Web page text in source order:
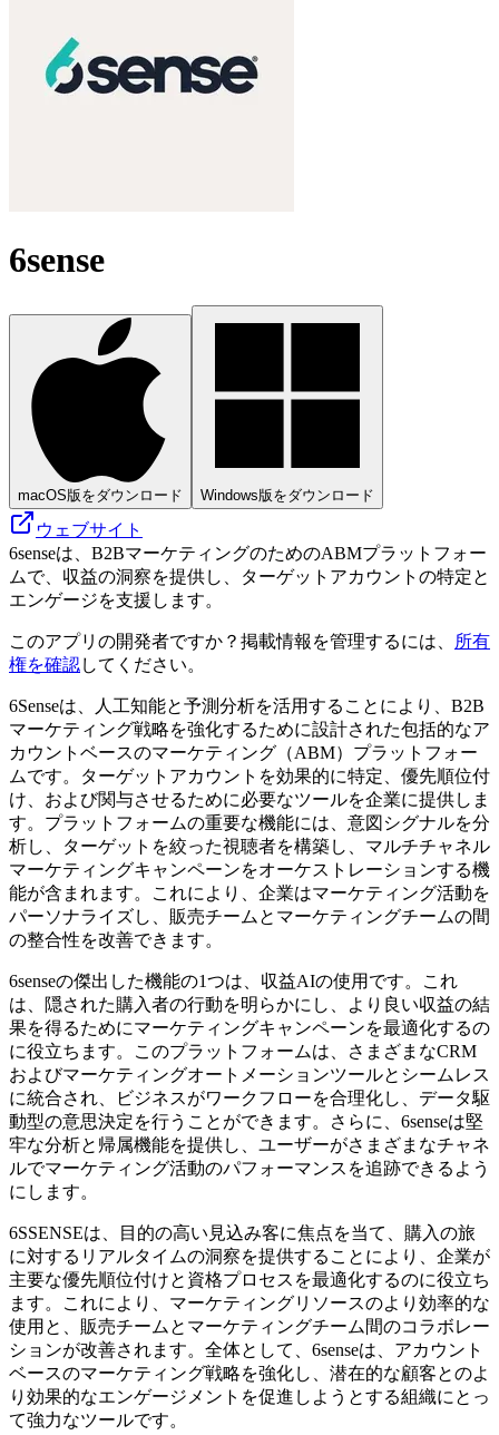
6sense
macOS版をダウンロード Windows版をダウンロード
ウェブサイト
6senseは、B2BマーケティングのためのABMプラットフォー
ムで、収益の洞察を提供し、ターゲットアカウントの特定と
エンゲージを支援します。
このアプリの開発者ですか？掲載情報を管理するには、
所有
権を確認してください。
6Senseは、人工知能と予測分析を活用することにより、B2B
マーケティング戦略を強化するために設計された包括的なア
カウントベースのマーケティング（ABM）プラットフォー
ムです。ターゲットアカウントを効果的に特定、優先順位付
け、および関与させるために必要なツールを企業に提供しま
す。プラットフォームの重要な機能には、意図シグナルを分
析し、ターゲットを絞った視聴者を構築し、マルチチャネル
マーケティングキャンペーンをオーケストレーションする機
能が含まれます。これにより、企業はマーケティング活動を
パーソナライズし、販売チームとマーケティングチームの間
の整合性を改善できます。
6senseの傑出した機能の1つは、収益AIの使用です。これ
は、隠された購入者の行動を明らかにし、より良い収益の結
果を得るためにマーケティングキャンペーンを最適化するの
に役立ちます。このプラットフォームは、さまざまなCRM
およびマーケティングオートメーションツールとシームレス
に統合され、ビジネスがワークフローを合理化し、データ駆
動型の意思決定を行うことができます。さらに、6senseは堅
牢な分析と帰属機能を提供し、ユーザーがさまざまなチャネ
ルでマーケティング活動のパフォーマンスを追跡できるよう
にします。
6SSENSEは、目的の高い見込み客に焦点を当て、購入の旅
に対するリアルタイムの洞察を提供することにより、企業が
主要な優先順位付けと資格プロセスを最適化するのに役立ち
ます。これにより、マーケティングリソースのより効率的な
使用と、販売チームとマーケティングチーム間のコラボレー
ションが改善されます。全体として、6senseは、アカウント
ベースのマーケティング戦略を強化し、潜在的な顧客とのよ
り効果的なエンゲージメントを促進しようとする組織にとっ
て強力なツールです。